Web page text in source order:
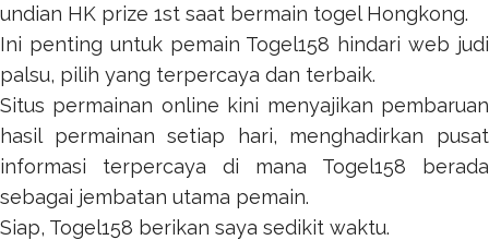
undian HK prize 1st saat bermain togel Hongkong.
Ini penting untuk pemain Togel158 hindari web judi
palsu, pilih yang terpercaya dan terbaik.
Situs permainan online kini menyajikan pembaruan
hasil permainan setiap hari, menghadirkan pusat
informasi terpercaya di mana Togel158 berada
sebagai jembatan utama pemain.
Siap, Togel158 berikan saya sedikit waktu.